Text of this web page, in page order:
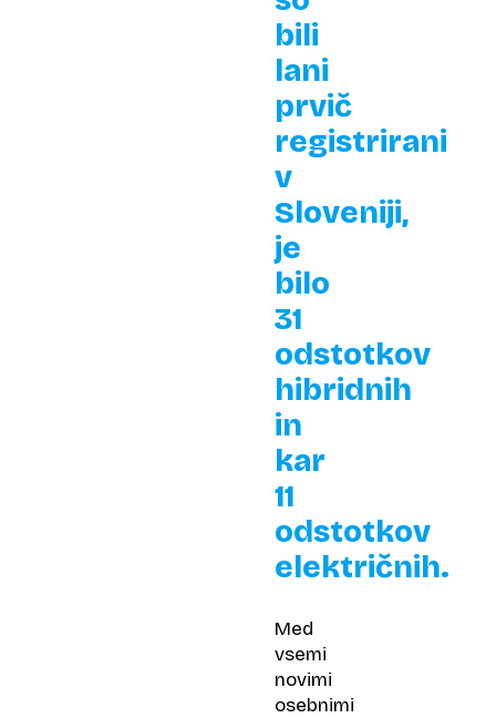
bili
lani
prvič
registrirani
v
Sloveniji,
je
bilo
31
odstotkov
hibridnih
in
kar
11
odstotkov
električnih.
Med
vsemi
novimi
osebnimi